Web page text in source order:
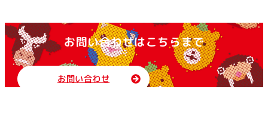
お問い合わせはこちらまで
お問い合わせ